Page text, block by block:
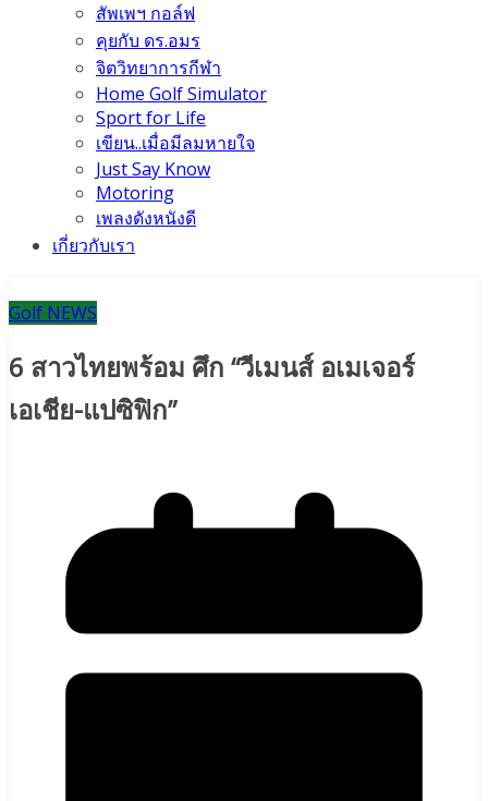
สัพเพฯ กอล์ฟ
คุยกับ ดร.อมร
จิตวิทยาการกีฬา
Home Golf Simulator
Sport for Life
เขียน..เมื่อมีลมหายใจ
Just Say Know
Motoring
เพลงดังหนังดี
เกี่ยวกับเรา
Golf NEWS
6 สาวไทยพร้อม ศึก “วีเมนส์ อเมเจอร์
เอเชีย-แปซิฟิก”